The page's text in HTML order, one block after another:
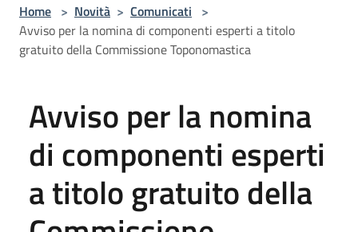
Home > Novità > Comunicati >
Avviso per la nomina di componenti esperti a titolo
gratuito della Commissione Toponomastica
Avviso per la nomina
di componenti esperti
a titolo gratuito della